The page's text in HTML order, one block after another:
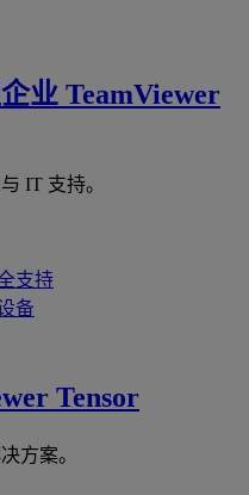
业 TeamViewer
IT 支持。
支持
备
Tensor
方案。